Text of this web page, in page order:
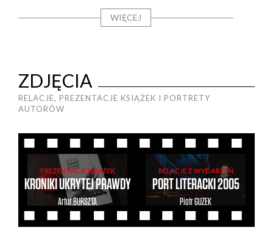
WIĘCEJ
ZDJĘCIA
RELACJE, PREZENTACJE KSIĄŻEK I PORTRETY
AUTORÓW
PREZENTACJE KSIĄŻEK
KRONIKI UKRYTEJ PRAWDY
ArturBURSZTA
RELACJE Z WYDARZEŃ
PORT LITERACKI 2005
PiotrGUZEK